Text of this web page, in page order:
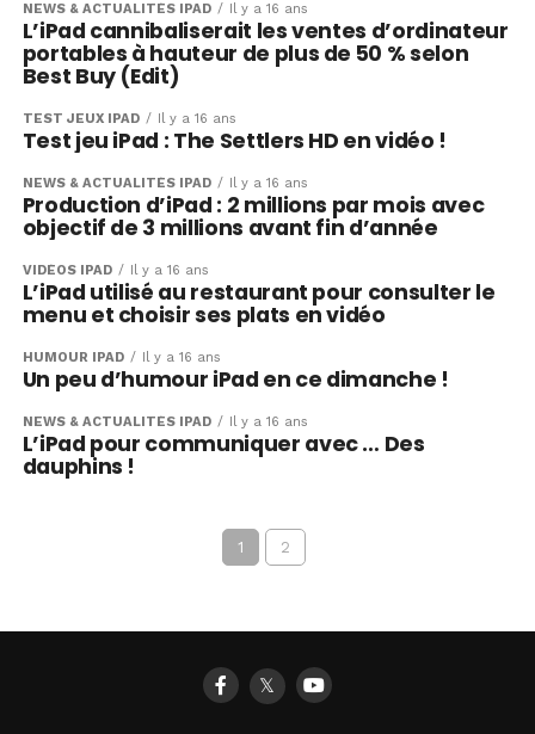
NEWS & ACTUALITÉS IPAD Il y a 16 ans
L’iPad cannibaliserait les ventes d’ordinateur
portables à hauteur de plus de 50 % selon
Best Buy (Edit)
TEST JEUX IPAD Il y a 16 ans
Test jeu iPad : The Settlers HD en vidéo !
NEWS & ACTUALITÉS IPAD Il y a 16 ans
Production d’iPad : 2 millions par mois avec
objectif de 3 millions avant fin d’année
VIDÉOS IPAD Il y a 16 ans
L’iPad utilisé au restaurant pour consulter le
menu et choisir ses plats en vidéo
HUMOUR IPAD Il y a 16 ans
Un peu d’humour iPad en ce dimanche !
NEWS & ACTUALITÉS IPAD Il y a 16 ans
L’iPad pour communiquer avec … Des
dauphins !
1 2
𝕏